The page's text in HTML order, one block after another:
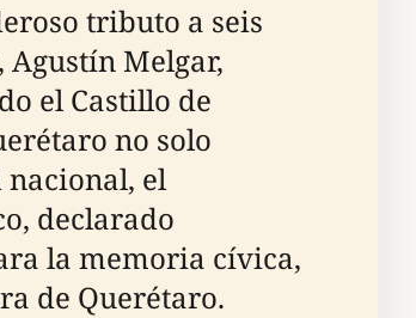
tributo a seis
Melgar,
el Castillo de
no solo
el
declarado
la memoria cívica,
de Querétaro.